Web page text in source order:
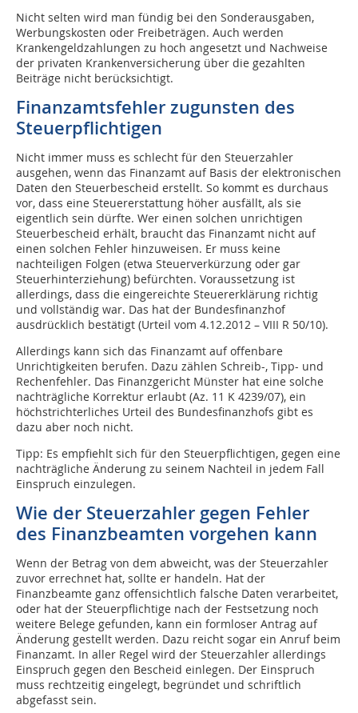
Nicht selten wird man fündig bei den Sonderausgaben,
Werbungskosten oder Freibeträgen. Auch werden
Krankengeldzahlungen zu hoch angesetzt und Nachweise
der privaten Krankenversicherung über die gezahlten
Beiträge nicht berücksichtigt.
Finanzamtsfehler zugunsten des
Steuerpflichtigen
Nicht immer muss es schlecht für den Steuerzahler
ausgehen, wenn das Finanzamt auf Basis der elektronischen
Daten den Steuerbescheid erstellt. So kommt es durchaus
vor, dass eine Steuererstattung höher ausfällt, als sie
eigentlich sein dürfte. Wer einen solchen unrichtigen
Steuerbescheid erhält, braucht das Finanzamt nicht auf
einen solchen Fehler hinzuweisen. Er muss keine
nachteiligen Folgen (etwa Steuerverkürzung oder gar
Steuerhinterziehung) befürchten. Voraussetzung ist
allerdings, dass die eingereichte Steuererklärung richtig
und vollständig war. Das hat der Bundesfinanzhof
ausdrücklich bestätigt (Urteil vom 4.12.2012 – VIII R 50/10).
Allerdings kann sich das Finanzamt auf offenbare
Unrichtigkeiten berufen. Dazu zählen Schreib-, Tipp- und
Rechenfehler. Das Finanzgericht Münster hat eine solche
nachträgliche Korrektur erlaubt (Az. 11 K 4239/07), ein
höchstrichterliches Urteil des Bundesfinanzhofs gibt es
dazu aber noch nicht.
Tipp: Es empfiehlt sich für den Steuerpflichtigen, gegen eine
nachträgliche Änderung zu seinem Nachteil in jedem Fall
Einspruch einzulegen.
Wie der Steuerzahler gegen Fehler
des Finanzbeamten vorgehen kann
Wenn der Betrag von dem abweicht, was der Steuerzahler
zuvor errechnet hat, sollte er handeln. Hat der
Finanzbeamte ganz offensichtlich falsche Daten verarbeitet,
oder hat der Steuerpflichtige nach der Festsetzung noch
weitere Belege gefunden, kann ein formloser Antrag auf
Änderung gestellt werden. Dazu reicht sogar ein Anruf beim
Finanzamt. In aller Regel wird der Steuerzahler allerdings
Einspruch gegen den Bescheid einlegen. Der Einspruch
muss rechtzeitig eingelegt, begründet und schriftlich
abgefasst sein.